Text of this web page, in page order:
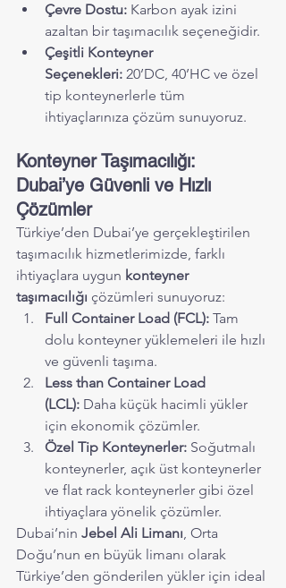
Çevre Dostu: Karbon ayak izini
azaltan bir taşımacılık seçeneğidir.
Çeşitli Konteyner
Seçenekleri: 20’DC, 40’HC ve özel
tip konteynerlerle tüm
ihtiyaçlarınıza çözüm sunuyoruz.
Konteyner Taşımacılığı:
Dubai’ye Güvenli ve Hızlı
Çözümler
Türkiye’den Dubai’ye gerçekleştirilen
taşımacılık hizmetlerimizde, farklı
ihtiyaçlara uygun konteyner
taşımacılığı çözümleri sunuyoruz:
Full Container Load (FCL): Tam
dolu konteyner yüklemeleri ile hızlı
ve güvenli taşıma.
Less than Container Load
(LCL): Daha küçük hacimli yükler
için ekonomik çözümler.
Özel Tip Konteynerler: Soğutmalı
konteynerler, açık üst konteynerler
ve flat rack konteynerler gibi özel
ihtiyaçlara yönelik çözümler.
Dubai’nin Jebel Ali Limanı, Orta
Doğu’nun en büyük limanı olarak
Türkiye’den gönderilen yükler için ideal